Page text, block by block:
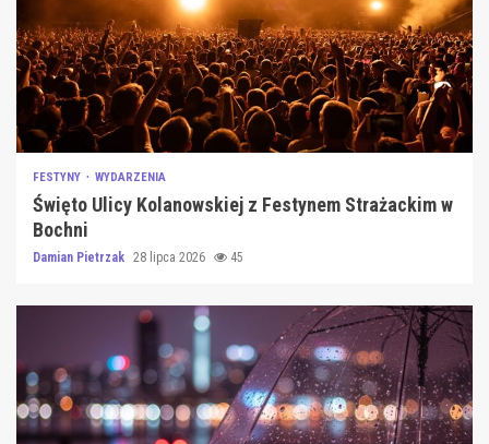
FESTYNY WYDARZENIA
Święto Ulicy Kolanowskiej z Festynem Strażackim w
Bochni
Damian Pietrzak 28 lipca 2026 45